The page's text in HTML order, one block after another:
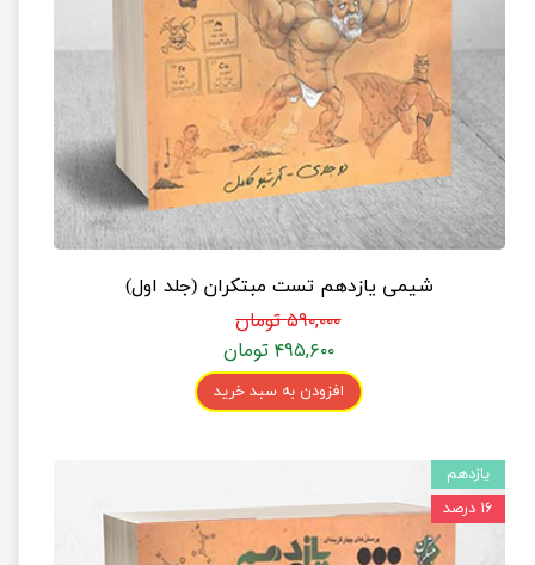
شیمی یازدهم تست مبتکران (جلد اول)
۵۹۰,۰۰۰ تومان
۴۹۵,۶۰۰ تومان
افزودن به سبد خرید
یازدهم
۱۶ درصد